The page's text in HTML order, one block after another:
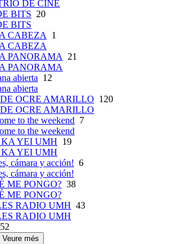
DE CINE
BITS 20
BITS
CABEZA
1
CABEZA
PANORAMA
21
PANORAMA
abierta 12
abierta
OCRE AMARILLO 120
OCRE AMARILLO
to the weekend 7
to the weekend
YEI UMH 19
YEI UMH
cámara y acción! 6
cámara y acción!
ME PONGO? 38
ME PONGO?
RADIO UMH 43
RADIO UMH
52
Veure més